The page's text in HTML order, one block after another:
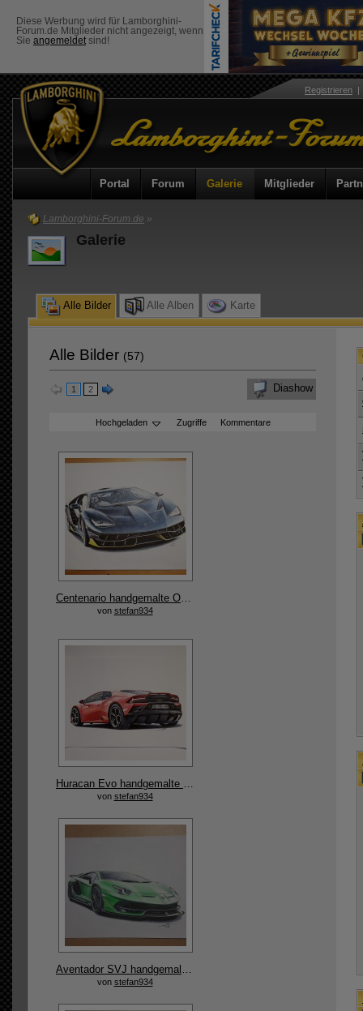
Diese Werbung wird für Lamborghini-
Forum.de Mitglieder nicht angezeigt, wenn
Sie angemeldet sind!
Registrieren
Portal Forum Galerie Mitglieder
Lamborghini-Forum.de »
Galerie
Alle Bilder Alle Alben Karte
Alle Bilder (57)
1 2 Diashow
Hochgeladen Zugriffe Kommentare
Centenario handgemalte Originalzeichnung
von stefan934
Huracan Evo handgemalte Originalzeichnung
von stefan934
Aventador SVJ handgemalte Originalzeichnung
von stefan934